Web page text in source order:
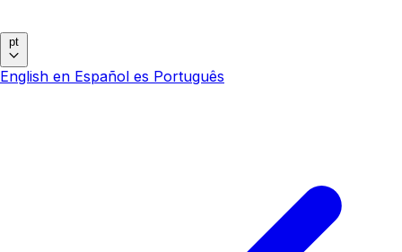
pt
English en Español es Português